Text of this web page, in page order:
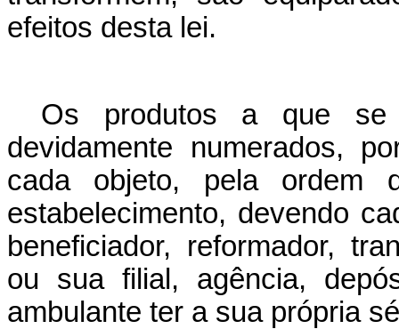
efeitos desta lei.
Os produtos a que se
devidamente numerados,
cada objeto, pela ordem
estabelecimento, devendo
beneficiador, reformador,
ou sua filial, agência,
ambulante ter a sua própria